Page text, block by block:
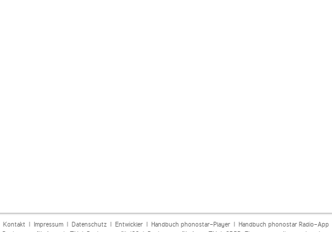
Kontakt| Impressum| Datenschutz| Entwickler| Handbuch phonostar-Player| Handbuch phonostar Radio-App